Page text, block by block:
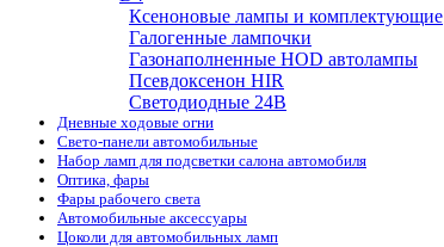
Ксеноновые лампы и комплектующие
Галогенные лампочки
Газонаполненные HOD автолампы
Псевдоксенон HIR
Cветодиодные 24B
Дневные ходовые огни
Свето-панели автомобильные
Набор ламп для подсветки салона автомобиля
Оптика, фары
Фары рабочего света
Автомобильные аксессуары
Цоколи для автомобильных ламп